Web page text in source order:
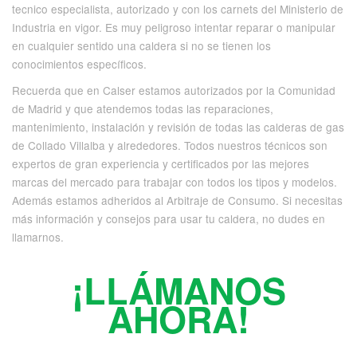
tecnico especialista, autorizado y con los carnets del Ministerio de
Industria en vigor. Es muy peligroso intentar reparar o manipular
en cualquier sentido una caldera si no se tienen los
conocimientos específicos.
Recuerda que en Calser estamos autorizados por la Comunidad
de Madrid y que atendemos todas las reparaciones,
mantenimiento, instalación y revisión de todas las calderas de gas
de Collado Villalba y alrededores. Todos nuestros técnicos son
expertos de gran experiencia y certificados por las mejores
marcas del mercado para trabajar con todos los tipos y modelos.
Además estamos adheridos al Arbitraje de Consumo. Si necesitas
más información y consejos para usar tu caldera, no dudes en
llamarnos.
¡LLÁMANOS
AHORA!